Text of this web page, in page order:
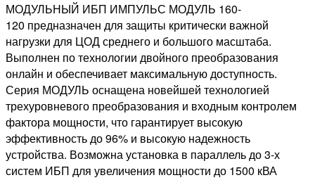
МОДУЛЬНЫЙ ИБП ИМПУЛЬС МОДУЛЬ 160-
120 предназначен для защиты критически важной
нагрузки для ЦОД среднего и большого масштаба.
Выполнен по технологии двойного преобразования
онлайн и обеспечивает максимальную доступность.
Серия МОДУЛЬ оснащена новейшей технологией
трехуровневого преобразования и входным контролем
фактора мощности, что гарантирует высокую
эффективность до 96% и высокую надежность
устройства. Возможна установка в параллель до 3-х
систем ИБП для увеличения мощности до 1500 кВА